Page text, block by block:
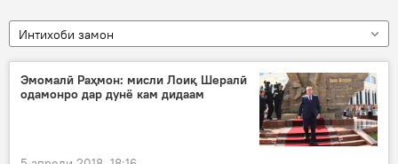
Интихоби замон
Эмомалӣ Раҳмон: мисли Лоиқ Шералӣ
одамонро дар дунё кам дидаам